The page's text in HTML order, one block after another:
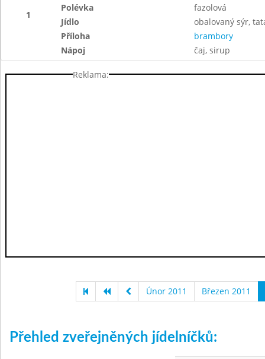
1
Polévka
fazolová
Jídlo
obalovaný sýr,
Příloha
brambory
Nápoj
čaj, sirup
Reklama:
Únor 2011 Březen 2011
Přehled zveřejněných jídelníčků: